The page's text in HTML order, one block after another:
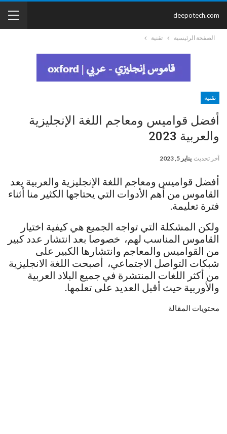
deepotech.com
الصفحة الرئيسية تقنية
تقنية
أفضل قواميس ومعاجم اللغة الإنجليزية
والعربية 2023
آخر تحديث يناير 5, 2023
أفضل قواميس ومعاجم اللغة الإنجليزية والعربية يعد
القاموس من أهم الأدوات التي يحتاجها الكثير منا أثناء
فترة تعليمة.
ولكن المشكلة التي تواجه الجميع هي كيفية اختيار
القاموس المناسب لهم، خصوصا بعد انتشار عدد كبير
من القواميس والمعاجم وانتشارها الكبير على
شبكات التواصل الاجتماعي، أصبحت اللغة الانجليزية
من أكثر اللغات المنتشرة في جميع البلاد العربية
والأوربية حيث أقبل العديد على تعلمها.
محتويات المقالة